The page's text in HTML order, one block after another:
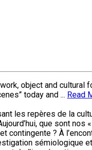
object and cultural
today and ... Read
les repères de la
que sont nos
contingente ? À
sémiologique